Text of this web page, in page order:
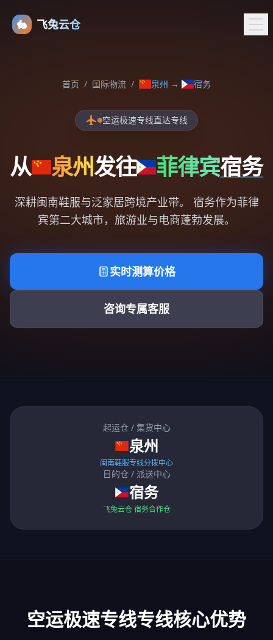
🐇 飞兔云仓
首页 / 国际物流 / 泉州 → 宿务
空运极速专线直达专线
从 泉州发往 菲律宾宿务
深耕闽南鞋服与泛家居跨境产业带。 宿务作为菲律
宾第二大城市，旅游业与电商蓬勃发展。
实时测算价格
咨询专属客服
起运仓 / 集货中心
泉州
闽南鞋服专线分拨中心
目的仓 / 派送中心
宿务
飞兔云仓 宿务合作仓
空运极速专线专线核心优势